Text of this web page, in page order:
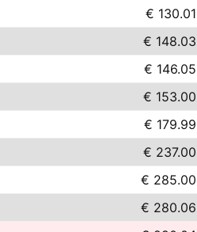
€ 130.01
€ 148.03
€ 146.05
€ 153.00
€ 179.99
€ 237.00
€ 285.00
€ 280.06